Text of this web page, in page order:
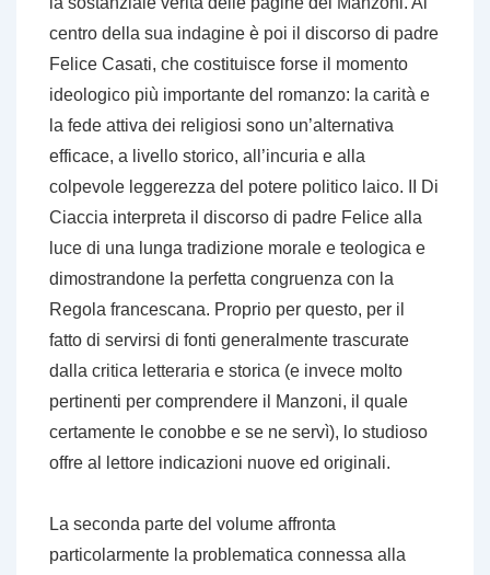
centro della sua indagine è poi il discorso di padre
Felice Casati, che costituisce forse il momento
ideologico più importante del romanzo: la carità e
la fede attiva dei religiosi sono un’alternativa
efficace, a livello storico, all’incuria e alla
colpevole leggerezza del potere politico laico. II Di
Ciaccia interpreta il discorso di padre Felice alla
luce di una lunga tradizione morale e teologica e
dimostrandone la perfetta congruenza con la
Regola francescana. Proprio per questo, per il
fatto di servirsi di fonti generalmente trascurate
dalla critica letteraria e storica (e invece molto
pertinenti per comprendere il Manzoni, il quale
certamente le conobbe e se ne servì), lo studioso
offre al lettore indicazioni nuove ed originali.
La seconda parte del volume affronta
particolarmente la problematica connessa alla